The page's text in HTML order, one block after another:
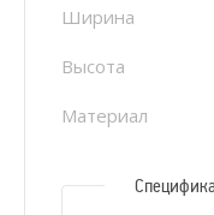
Ширина
Высота
Материал